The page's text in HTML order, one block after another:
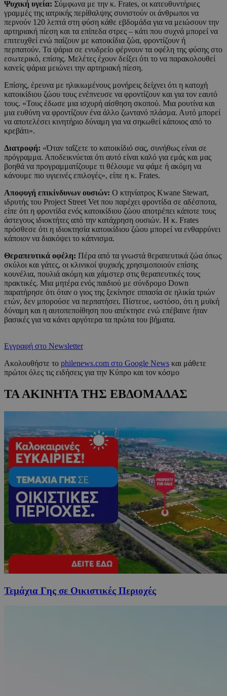
Ψυχική υγεία: Σύμφωνα με την κ. Frates, οι κατευθυντήριες
γραμμές της ιατρικής περίθαλψης συνιστούν οι άνθρωποι να
περνούν 120 λεπτά στη φύση κάθε εβδομάδα για να μειώσουν την
αρτηριακή πίεση και τα επίπεδα στρες – κάτι που συχνά μπορεί να
επιτευχθεί ενώ παίζουν με κατοικίδια ζώα, φροντίζουν ή
περπατούν. Τα ψάρια σε ενυδρείο φέρνουν τα οφέλη της φύσης στο
εσωτερικό, επίσης. Μελέτες έχουν δείξει ότι το να παρακολουθεί
κανείς ψάρια μειώνει την αρτηριακή πίεση.
Επίσης, έρευνα με ηλικιωμένους μονήρεις δείχνει ότι η κατοχή
κατοικίδιου ζώου τους ενέπνευσε να φροντίζουν και για τον εαυτό
τους. «Τους έδωσε μια ισχυρή αίσθηση σκοπού. Μια ρουτίνα και
μια ευθύνη να φροντίζουν ένα άλλο ζωντανό πλάσμα. Αυτό μπορεί
να αποτελέσει κινητήριο δύναμη για να σηκωθεί κάποιος από το
κρεβάτι».
Διατροφή: «Όταν ταΐζετε το κατοικίδιό σας, συνήθως είναι σε
πρόγραμμα. Αποδεικνύεται ότι αυτό είναι καλό για εμάς και μας
βοηθά να προγραμματίζουμε τι θέλουμε να φάμε ή ακόμη να
κάνουμε πιο υγιεινές επιλογές», είπε η κ. Frates.
Αποφυγή επικίνδυνων ουσιών: Ο κτηνίατρος Kwane Stewart,
ιδρυτής του Project Street Vet που παρέχει φροντίδα σε αδέσποτα,
είπε ότι η φροντίδα ενός κατοικίδιου ζώου αποτρέπει κάποτε τους
άστεγους ιδιοκτήτες από την κατάχρηση ουσιών. Η κ. Frates
πρόσθεσε ότι η ιδιοκτησία κατοικίδιου ζώου μπορεί να ενθαρρύνει
κάποιον να διακόψει το κάπνισμα.
Θεραπευτικά οφέλη: Πέρα από τα γνωστά θεραπευτικά ζώα όπως
σκύλοι και γάτες, οι κλινικοί ψυχικής χρησιμοποιούν επίσης
κουνέλια, πουλιά ακόμη και χάμστερ στις θεραπευτικές τους
πρακτικές. Μια μητέρα ενός παιδιού με σύνδρομο Down
παρατήρησε ότι όταν ο γιος της ξεκίνησε ιππασία σε ηλικία τριών
ετών, δεν μπορούσε να περπατήσει. Πίστευε, ωστόσο, ότι η μυϊκή
δύναμη και η αυτοπεποίθηση που απέκτησε ενώ επέβαινε ήταν
βασικές για να κάνει αργότερα τα πρώτα του βήματα.
Εγγραφή στο Newsletter
Ακολουθήστε το philenews.com στο Google News και μάθετε
πρώτοι όλες τις ειδήσεις για την Κύπρο και τον κόσμο
ΤΑ ΑΚΙΝΗΤΑ ΤΗΣ ΕΒΔΟΜΑΔΑΣ
Τεμάχια Γης σε Οικιστικές Περιοχές